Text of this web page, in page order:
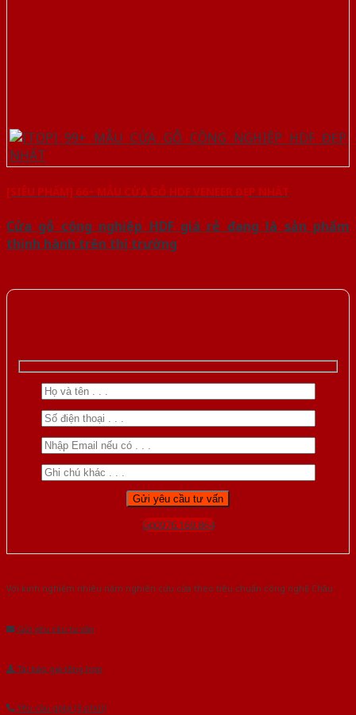
[SIÊU PHẨM] 66+ MẪU CỬA GỖ HDF VENEER ĐẸP NHẤT
Cửa gỗ công nghiệp HDF giá rẻ đang là sản phẩm
thịnh hành trên thị trường
Gọi 0976.169.864
Với kinh nghiệm nhiêu năm nghiên cứu cửa theo tiêu chuẩn công nghệ Châu
Âu.Chúng tôi tự tin là nhà sản xuất & cung cấp hàng đầu tại Việt Nam!
Gửi yêu cầu tư vấn
Tải báo giá tổng hợp
Yêu cầu gọi lại (3 phút)